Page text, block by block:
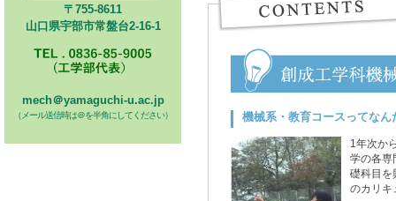
機械系・教育コースってなん
1年次か
学の各専
礎科目を
のカリキ
〒755-8611
山口県宇部市常盤台2-16-1
mech＠yamaguchi-u.ac.jp
（メール送信時は＠を半角にしてください）